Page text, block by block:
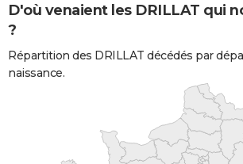
D'où venaient les DRILLAT qui
?
Répartition des DRILLAT décédés par
naissance.